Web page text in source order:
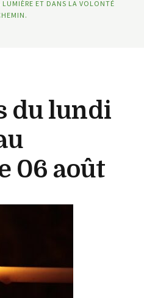
LUMIÈRE ET DANS LA VOLONTÉ
du lundi
06 août